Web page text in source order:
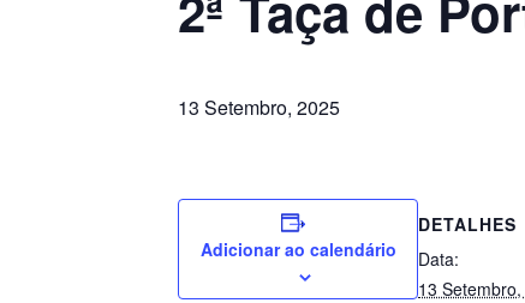
13 Setembro, 2025
Adicionar ao calendário
DETALHES
Data:
13